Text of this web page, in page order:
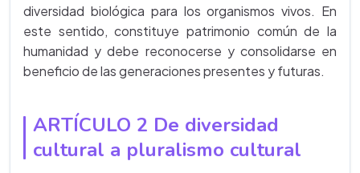
diversidad biológica para los organismos vivos. En
este sentido, constituye patrimonio común de la
humanidad y debe reconocerse y consolidarse en
beneficio de las generaciones presentes y futuras.
ARTÍCULO 2 De diversidad
cultural a pluralismo cultural